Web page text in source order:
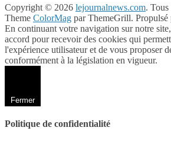
Copyright © 2026 lejournalnews.com. Tous
Theme ColorMag par ThemeGrill. Propulsé
En continuant votre navigation sur notre
accord pour recevoir des cookies qui
l'expérience utilisateur et de vous proposer
conformément à la législation en vigueur.
Fermer
Politique de confidentialité